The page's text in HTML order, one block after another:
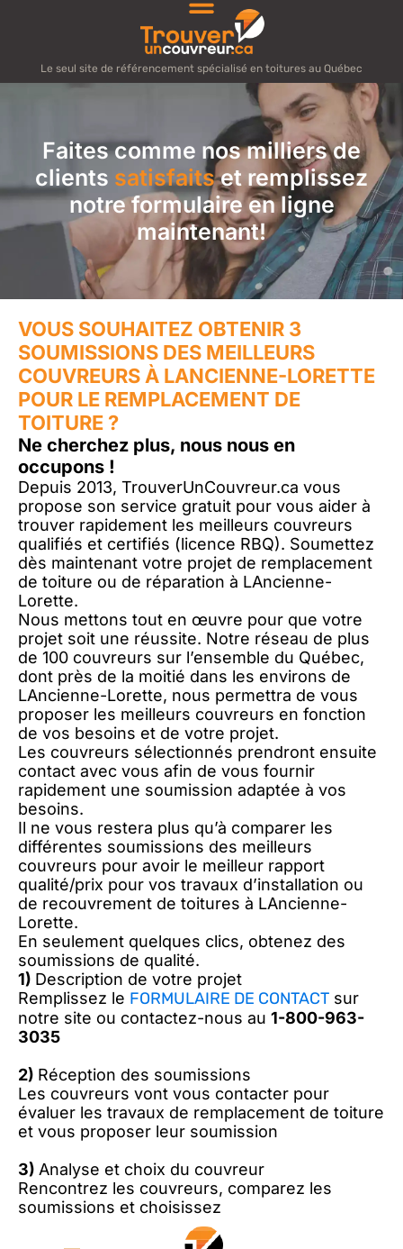
Le seul site de référencement spécialisé en toitures au Québec
Faites comme nos milliers de
clients satisfaitset remplissez
notre formulaire en ligne
maintenant!
VOUS SOUHAITEZ OBTENIR 3
SOUMISSIONS DES MEILLEURS
COUVREURS À LANCIENNE-LORETTE
POUR LE REMPLACEMENT DE
TOITURE ?
Ne cherchez plus, nous nous en
occupons !
Depuis 2013, TrouverUnCouvreur.ca vous
propose son service gratuit pour vous aider à
trouver rapidement les meilleurs couvreurs
qualifiés et certifiés (licence RBQ). Soumettez
dès maintenant votre projet de remplacement
de toiture ou de réparation à LAncienne-
Lorette.
Nous mettons tout en œuvre pour que votre
projet soit une réussite. Notre réseau de plus
de 100 couvreurs sur l’ensemble du Québec,
dont près de la moitié dans les environs de
LAncienne-Lorette, nous permettra de vous
proposer les meilleurs couvreurs en fonction
de vos besoins et de votre projet.
Les couvreurs sélectionnés prendront ensuite
contact avec vous afin de vous fournir
rapidement une soumission adaptée à vos
besoins.
Il ne vous restera plus qu’à comparer les
différentes soumissions des meilleurs
couvreurs pour avoir le meilleur rapport
qualité/prix pour vos travaux d’installation ou
de recouvrement de toitures à LAncienne-
Lorette.
En seulement quelques clics, obtenez des
soumissions de qualité.
1) Description de votre projet
Remplissez le FORMULAIRE DE CONTACT sur
notre site ou contactez-nous au 1-800-963-
3035
2) Réception des soumissions
Les couvreurs vont vous contacter pour
évaluer les travaux de remplacement de toiture
et vous proposer leur soumission
3) Analyse et choix du couvreur
Rencontrez les couvreurs, comparez les
soumissions et choisissez